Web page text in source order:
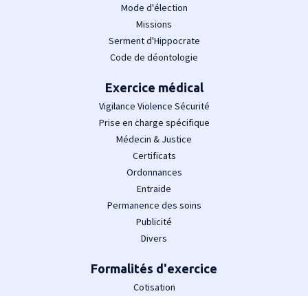
Mode d'élection
Missions
Serment d'Hippocrate
Code de déontologie
Exercice médical
Vigilance Violence Sécurité
Prise en charge spécifique
Médecin & Justice
Certificats
Ordonnances
Entraide
Permanence des soins
Publicité
Divers
Formalités d'exercice
Cotisation